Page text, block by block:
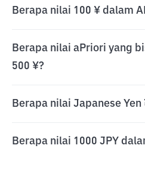
Berapa nilai 100 ¥ dalam
Berapa nilai aPriori yang
500 ¥?
Berapa nilai Japanese
Berapa nilai 1000 JPY